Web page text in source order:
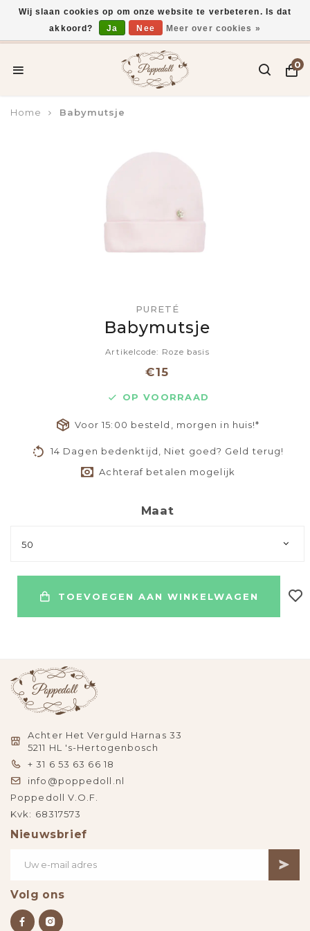
Voor 15:00 uur besteld, vandaag verzonden*
0
Home Babymutsje
PURETÉ
Babymutsje
Artikelcode: Roze basis
€15
OP VOORRAAD
Voor 15:00 besteld, morgen in huis!*
14 Dagen bedenktijd, Niet goed? Geld terug!
Achteraf betalen mogelijk
Maat
50
TOEVOEGEN AAN WINKELWAGEN
Achter Het Verguld Harnas 33
5211 HL 's-Hertogenbosch
+ 31 6 53 63 66 18
info@poppedoll.nl
Poppedoll V.O.F.
Kvk: 68317573
Nieuwsbrief
Volg ons
Wij slaan cookies op om onze website te verbeteren. Is dat
akkoord?
Ja Nee Meer over cookies »